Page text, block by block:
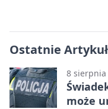
Ostatnie
8 sierpnia
może